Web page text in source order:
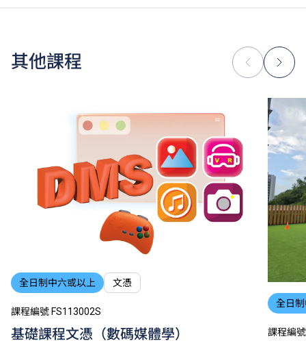
其他課程
全日制中六或以上 文憑
課程編號 FS113002S
基礎課程文憑（數碼媒體學）
全日
課程編